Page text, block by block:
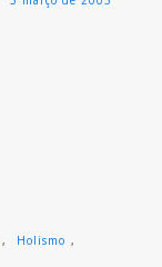
, Holismo ,